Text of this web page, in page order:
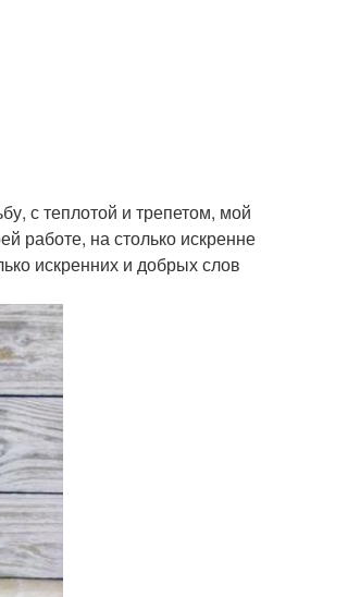
с теплотой и трепетом, мой
работе, на столько искренне
искренних и добрых слов